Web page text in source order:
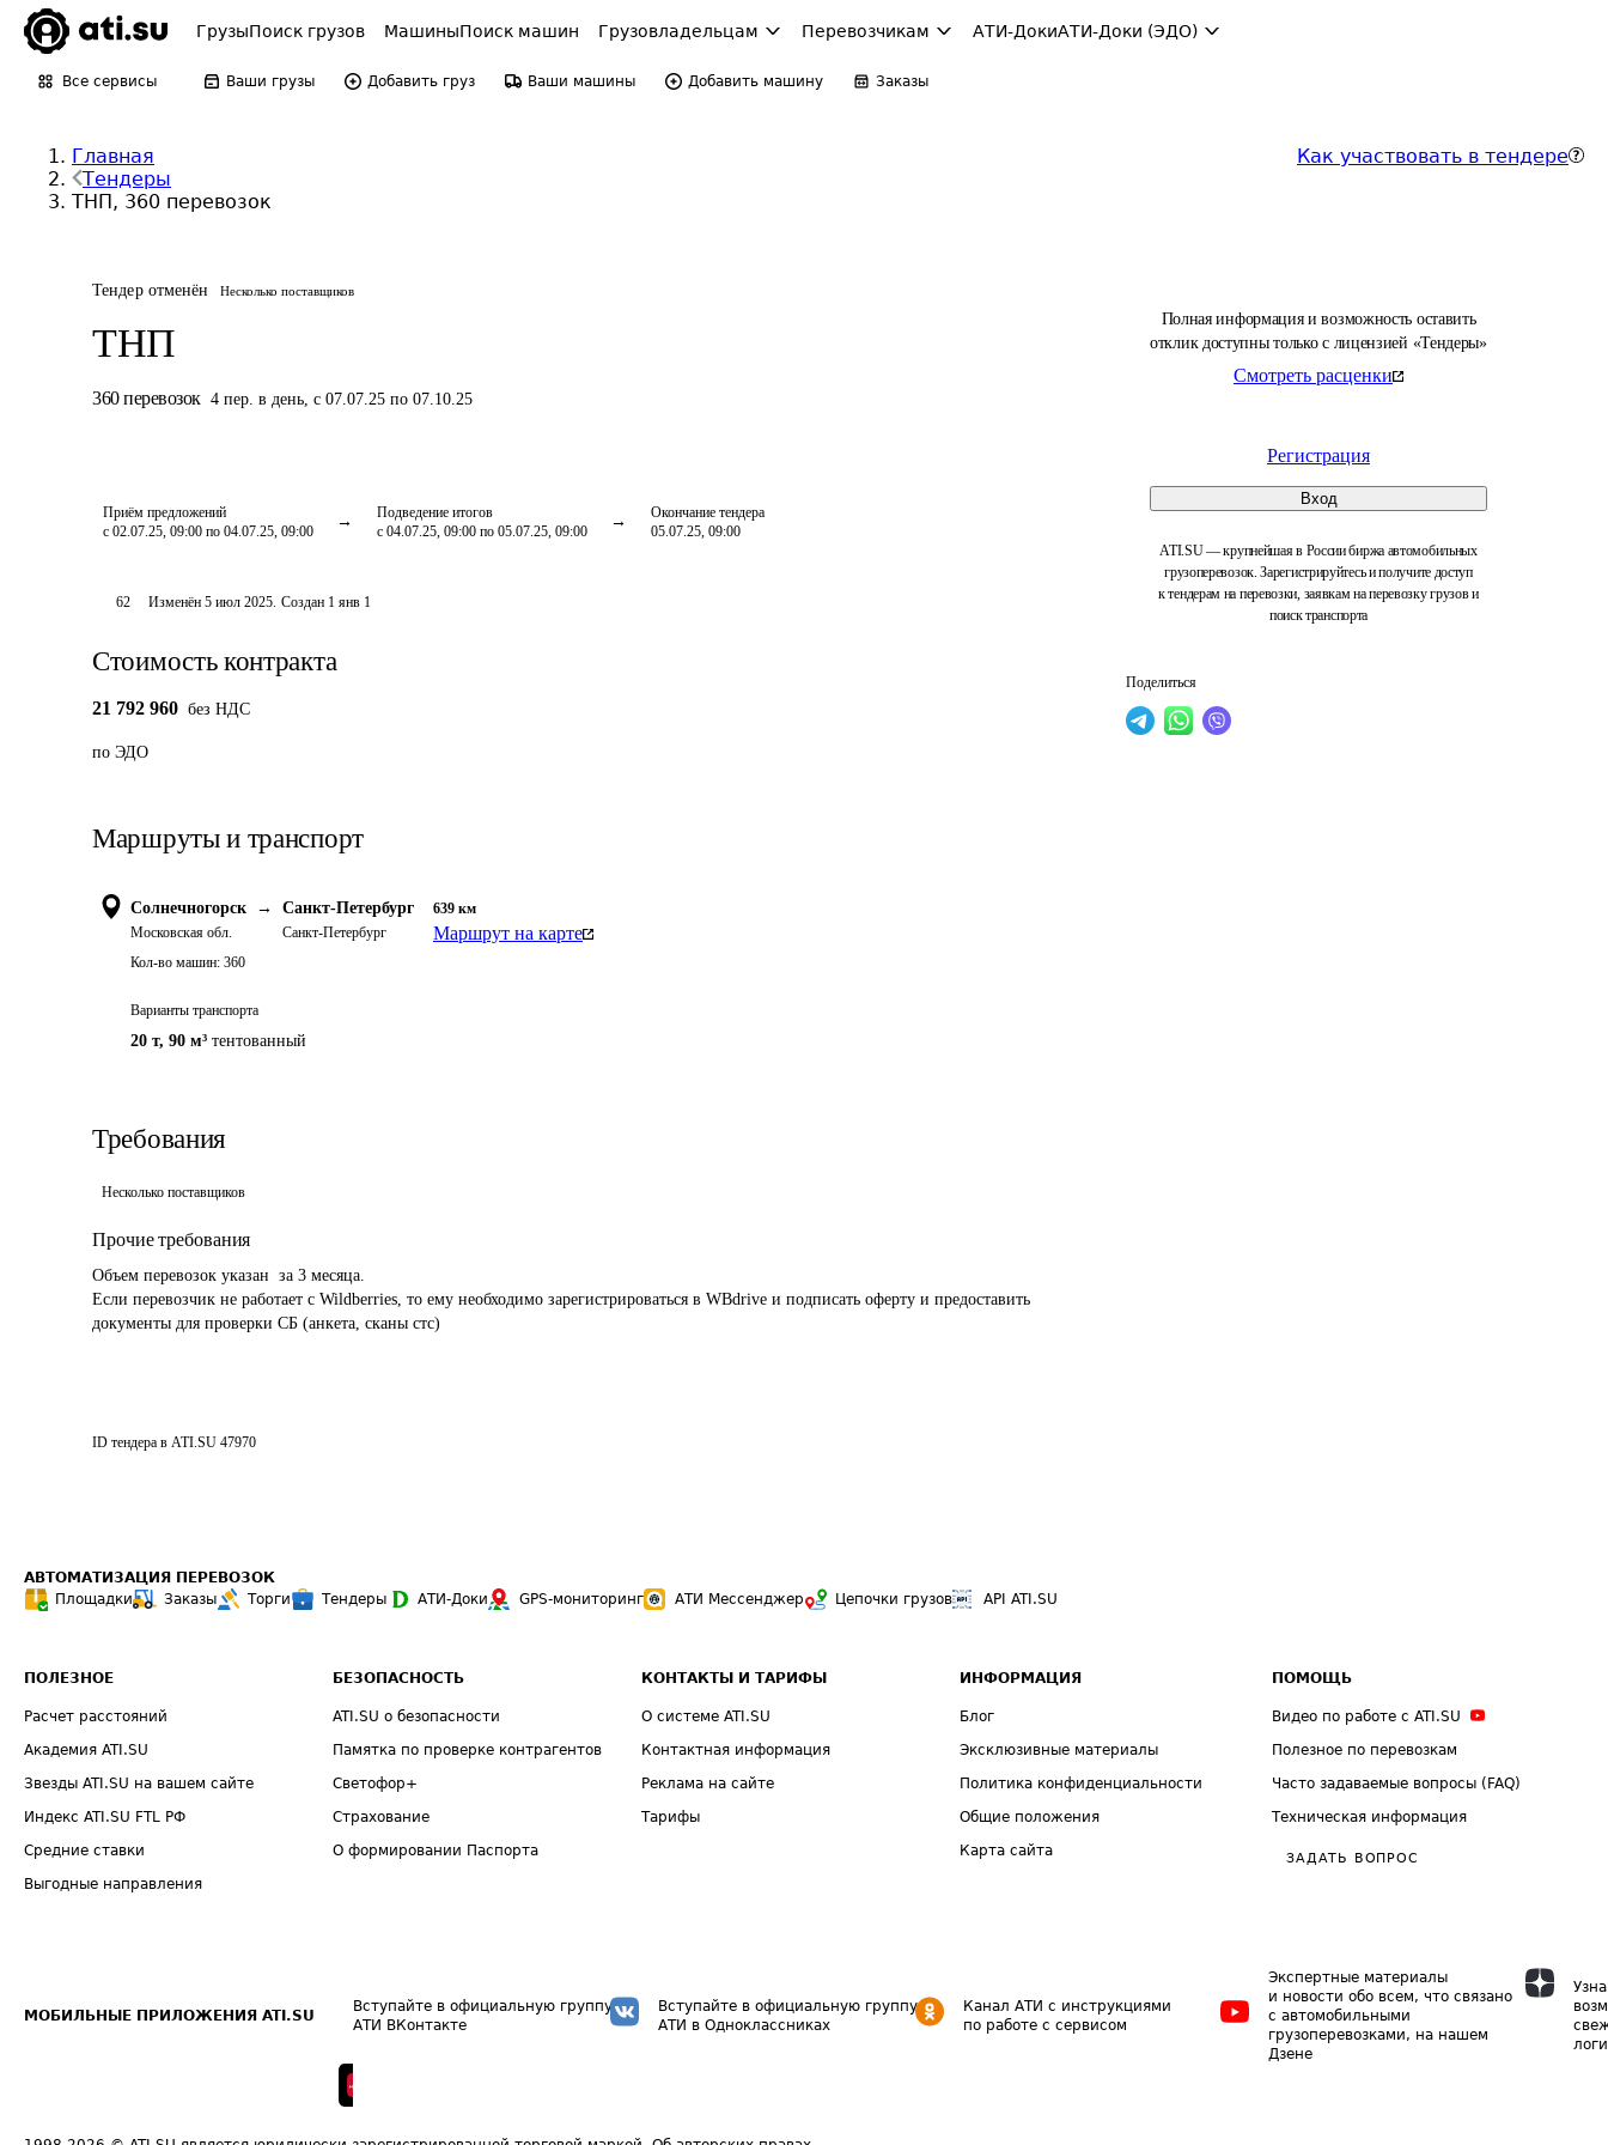
ГрузыПоиск грузов МашиныПоиск машин Грузовладельцам Перевозчикам АТИ-ДокиАТИ-Доки (ЭДО)
Все сервисы Ваши грузы Добавить груз Ваши машины Добавить машину Заказы
Главная
Тендеры
ТНП, 360 перевозок
Как участвовать в тендере
Тендер отменён Несколько поставщиков
ТНП
360 перевозок 4 пер. в день, с 07.07.25 по 07.10.25
Приём предложений
с 02.07.25, 09:00 по 04.07.25, 09:00
Подведение итогов
с 04.07.25, 09:00 по 05.07.25, 09:00
Окончание тендера
05.07.25, 09:00
Полная информация и возможность оставить
отклик доступны только с лицензией «Тендеры»
Смотреть расценки
Регистрация
Вход
ATI.SU — крупнейшая в России биржа автомобильных
грузоперевозок. Зарегистрируйтесь и получите доступ
к тендерам на перевозки, заявкам на перевозку грузов и
поиск транспорта
Поделиться
62 Изменён5 июл 2025. Создан 1 янв 1
Стоимость контракта
21 792 960 без НДС
по ЭДО
Маршруты и транспорт
Солнечногорск →
Московская обл.
Санкт-Петербург
Санкт-Петербург
639 км
Маршрут на карте
Кол-во машин: 360
Варианты транспорта
20 т, 90 м³ тентованный
Требования
Несколько поставщиков
Прочие требования
Объем перевозок указан  за 3 месяца.
Если перевозчик не работает с Wildberries, то ему необходимо зарегистрироватьcя в WBdrive и подписать оферту и предоставить
документы для проверки СБ (анкета, сканы стс)
ID тендера в ATI.SU 47970
АВТОМАТИЗАЦИЯ ПЕРЕВОЗОК
Площадки
Заказы Торги Тендеры АТИ-Доки GPS-мониторинг АТИ Мессенджер Цепочки грузов API ATI.SU
ПОЛЕЗНОЕ
Расчет расстояний
Академия ATI.SU
Звезды ATI.SU на вашем сайте
Индекс ATI.SU FTL РФ
Средние ставки
Выгодные направления
БЕЗОПАСНОСТЬ
ATI.SU о безопасности
Памятка по проверке контрагентов
Светофор+
Страхование
О формировании Паспорта
КОНТАКТЫ И ТАРИФЫ
О системе ATI.SU
Контактная информация
Реклама на сайте
Тарифы
ИНФОРМАЦИЯ
Блог
Эксклюзивные материалы
Политика конфиденциальности
Общие положения
Карта сайта
ПОМОЩЬ
Видео по работе с ATI.SU
Полезное по перевозкам
Часто задаваемые вопросы (FAQ)
Техническая информация
ЗАДАТЬ ВОПРОС
МОБИЛЬНЫЕ ПРИЛОЖЕНИЯ ATI.SU
Вступайте в официальную группу
АТИ ВКонтакте
Вступайте в официальную группу
АТИ в Одноклассниках
Канал АТИ с инструкциями
по работе с сервисом
Экспертные материалы
и новости обо всем, что связано
с автомобильными
грузоперевозками, на нашем
Дзене